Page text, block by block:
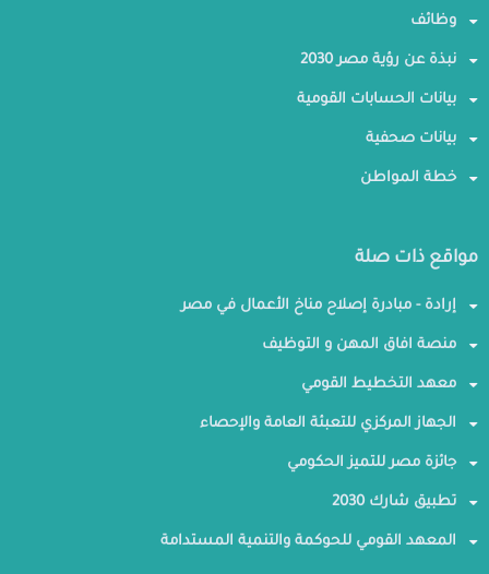
وظائف
نبذة عن رؤية مصر 2030
بيانات الحسابات القومية
بيانات صحفية
خطة المواطن
مواقع ذات صلة
إرادة - مبادرة إصلاح مناخ الأعمال في مصر
منصة افاق المهن و التوظيف
معهد التخطيط القومي
الجهاز المركزي للتعبئة العامة والإحصاء
جائزة مصر للتميز الحكومي
تطبيق شارك 2030
المعهد القومي للحوكمة والتنمية المستدامة